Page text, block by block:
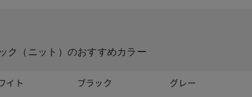
ク（ニット）のおすすめカラー
イト ブラック グレー